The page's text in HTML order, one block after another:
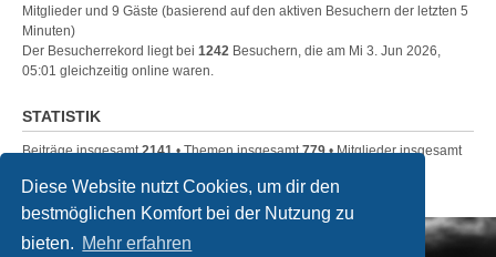
Diese Website nutzt Cookies, um dir den
bestmöglichen Komfort bei der Nutzung zu
bieten. Mehr erfahren
Mitglieder und 9 Gäste (basierend auf den aktiven Besuchern der letzten 5
Minuten)
Der Besucherrekord liegt bei 1242 Besuchern, die am Mi 3. Jun 2026,
05:01 gleichzeitig online waren.
STATISTIK
Beiträge insgesamt2141• Themen insgesamt779• Mitglieder insgesamt
Bochum-bei-Nacht Galerie